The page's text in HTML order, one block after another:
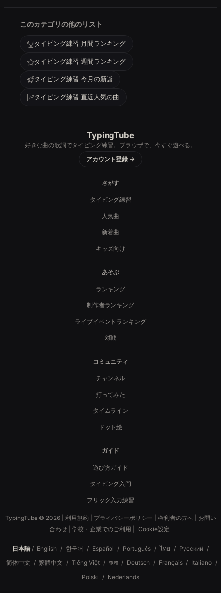
このカテゴリの他のリスト
タイピング練習 月間ランキング
タイピング練習 週間ランキング
タイピング練習 今月の新譜
タイピング練習 直近人気の曲
TypingTube
好きな曲の歌詞でタイピング練習。ブラウザで、今すぐ遊べる。
アカウント登録 →
さがす
タイピング練習
人気曲
新着曲
キッズ向け
あそぶ
ランキング
制作者ランキング
ライブイベントランキング
対戦
コミュニティ
チャンネル
打ってみた
タイムライン
ドット絵
ガイド
遊び方ガイド
タイピング入門
フリック入力練習
TypingTube © 2026 | 利用規約 プライバシーポリシー 権利者の方へ| お問い
合わせ
学校・企業でのご利用 Cookie設定
日本語 / English / 한국어 / Español / Português / ไทย / Русский /
简体中文 / 繁體中文 / Tiếng Việt / বাংলা / Deutsch / Français / Italiano /
Polski / Nederlands